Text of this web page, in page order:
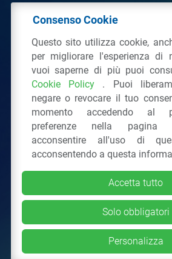
Plastiche da
C.F.
Via San Vittore 36 20123
Tel.: 02
Tutti i diritti riservati Privacy
Consenso Cookie
Questo sito utilizza cookie,
per migliorare l'esperienza di
vuoi saperne di più puoi
Cookie Policy . Puoi
negare o revocare il tuo
momento accedendo al
preferenze nella pagina
acconsentire all'uso di
acconsentendo a questa
Accetta tutto
Solo obbligatori
Personalizza